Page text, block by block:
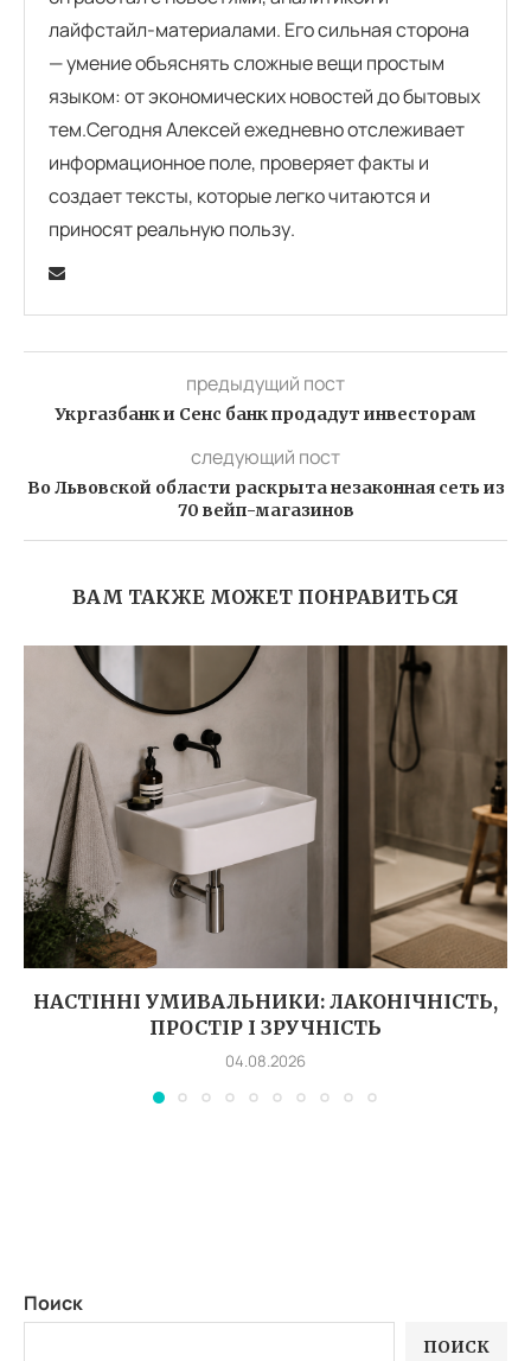
лайфстайл-материалами. Его сильная сторона
— умение объяснять сложные вещи простым
языком: от экономических новостей до бытовых
тем.Сегодня Алексей ежедневно отслеживает
информационное поле, проверяет факты и
создает тексты, которые легко читаются и
приносят реальную пользу.
предыдущий пост
Укргазбанк и Сенс банк продадут инвесторам
следующий пост
Во Львовской области раскрыта незаконная сеть из
70 вейп-магазинов
ВАМ ТАКЖЕ МОЖЕТ ПОНРАВИТЬСЯ
НАСТІННІ УМИВАЛЬНИКИ: ЛАКОНІЧНІСТЬ,
ПРОСТІР І ЗРУЧНІСТЬ
04.08.2026
Поиск
ПОИСК